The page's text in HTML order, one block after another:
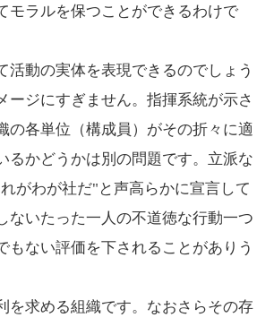
モラルを保つことができるわけで
活動の実体を表現できるのでしょう
ージにすぎません。指揮系統が示さ
の各単位（構成員）がその折々に適
るかどうかは別の問題です。立派な
がわが社だ"と声高らかに宣言して
ないたった一人の不道徳な行動一つ
もない評価を下されることがありう
を求める組織です。なおさらその存